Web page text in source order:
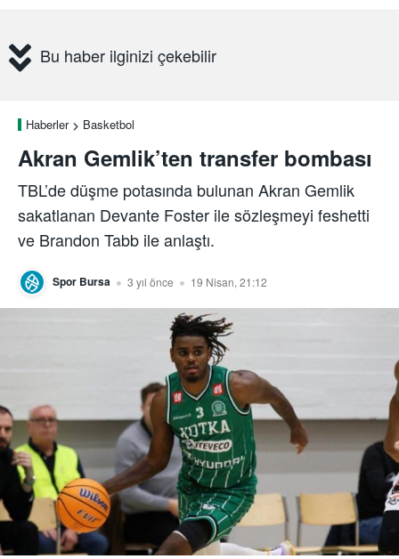
Bu haber ilginizi çekebilir
Haberler Basketbol
Akran Gemlik’ten transfer bombası
TBL’de düşme potasında bulunan Akran Gemlik
sakatlanan Devante Foster ile sözleşmeyi feshetti
ve Brandon Tabb ile anlaştı.
Spor Bursa 3 yıl önce 19 Nisan, 21:12